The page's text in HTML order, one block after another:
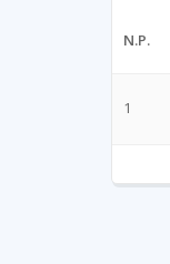
N.P.
1